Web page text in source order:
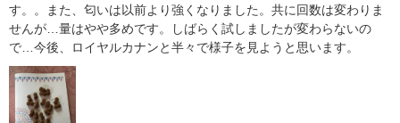
す。。また、匂いは以前より強くなりました。共に回数は変わりま
せんが…量はやや多めです。しばらく試しましたが変わらないの
で…今後、ロイヤルカナンと半々で様子を見ようと思います。